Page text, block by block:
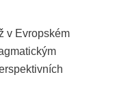
v Evropském